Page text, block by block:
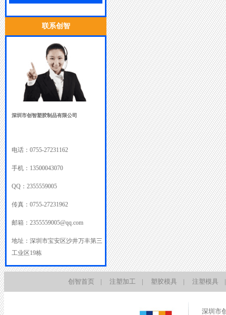
联系创智
深圳市创智塑胶制品有限公司
电话： 0755-27231162
手机： 13500043070
QQ： 2355559005
传真： 0755-27231962
邮箱： 2355559005@qq.com
地址： 深圳市宝安区沙井万丰第三
工业区19栋
创智首页 | 注塑加工 | 塑胶模具 | 注塑模具 |
深圳市